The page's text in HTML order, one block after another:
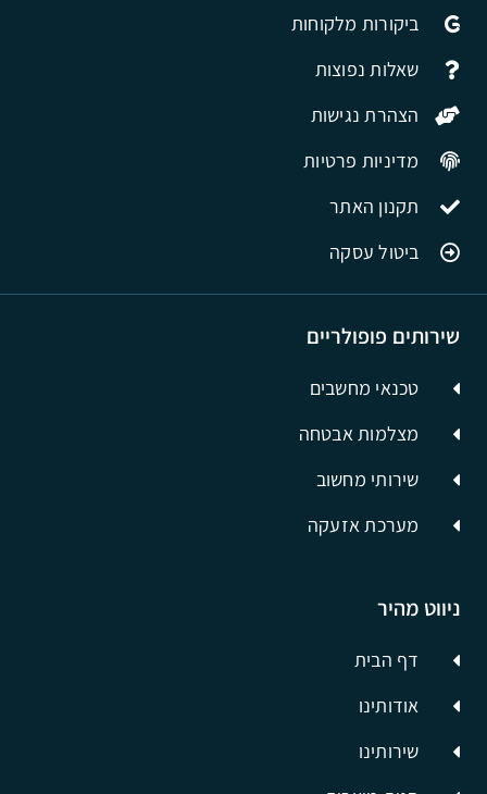
ניווט מהיר
דף הבית
אודותינו
שירותינו
שירותים פופולריים
טכנאי מחשבים
מצלמות אבטחה
שירותי מחשוב
מערכת אזעקה
ביקורות מלקוחות
שאלות נפוצות
הצהרת נגישות
מדיניות פרטיות
תקנון האתר
ביטול עסקה